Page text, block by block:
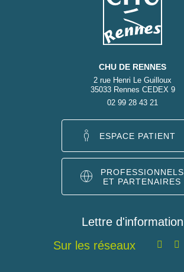
CHU DE RENNES
2 rue Henri Le Guilloux
35033 Rennes CEDEX 9
02 99 28 43 21
ESPACE PATIENT
PROFESSIONNELS
ET PARTENAIRES
Lettre d'information
Sur les réseaux